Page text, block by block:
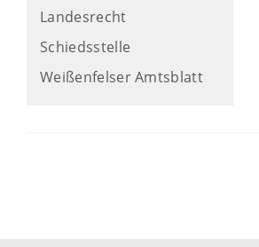
Landesrecht
Schiedsstelle
Weißenfelser Amtsblatt